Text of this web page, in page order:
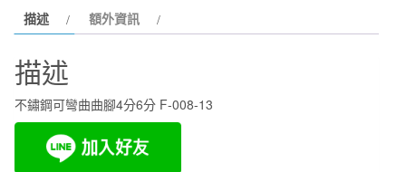
曲
腳
分
描述 額外資訊
描述
不鏽鋼可彎曲曲腳4分6分 F-008-13